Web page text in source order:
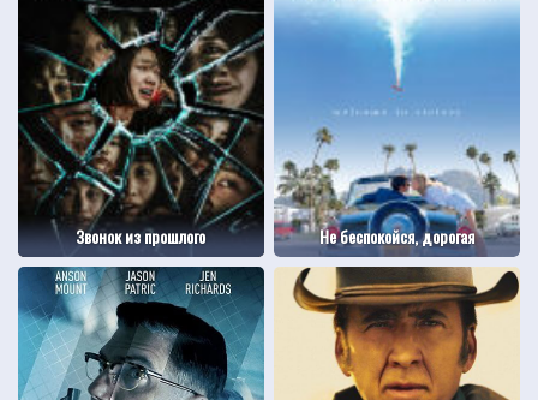
Звонок из прошлого Не беспокойся, дорогая